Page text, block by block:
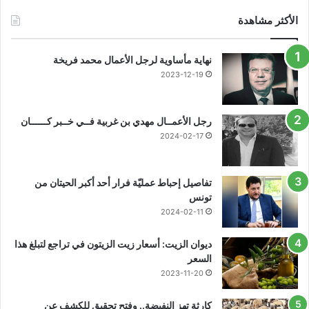
الأكثر مشاهدة
نهاية مأساوية لرجل الأعمال محمد فريخة
2023-12-19
رجل الأعمــال مهدي بن غربية فــي خــبر كــــــان
2024-02-17
تفاصيل إحباط عمليّة فرار أحد أكبر الحيتان من
تونس
2024-02-11
ديوان الزيت: أسعار زيت الزيتون في تراجع لتبلغ هذا
السعر
2023-11-20
كارثة تهز النفيضة.. وفتح تحقيق للكشف عن